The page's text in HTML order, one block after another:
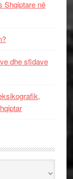
Shqiptare në
dhe sfidave